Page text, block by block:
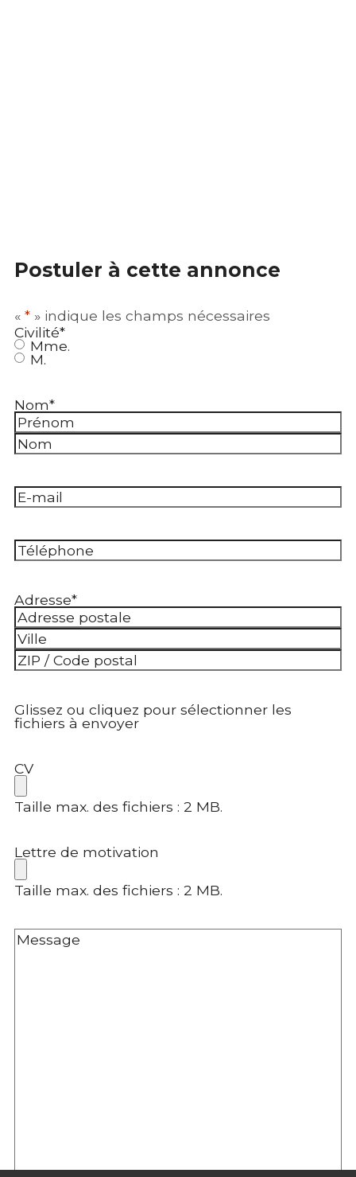
Postuler à cette annonce
« *» indique les champs nécessaires
Civilité*
Mme.
M.
Nom*
Prénom
E-
mail*
Téléphone*
Adresse*
Adresse
postale
Ville
Glissez ou cliquez pour sélectionner les
fichiers à envoyer
CV
Taille max. des fichiers : 2 MB.
Lettre de motivation
Taille max. des fichiers : 2 MB.
Sans
titre